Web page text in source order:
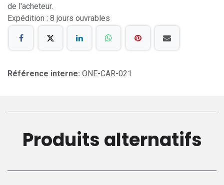
de l'acheteur.
Expédition : 8 jours ouvrables
Référence interne: ONE-CAR-021
Produits alternatifs